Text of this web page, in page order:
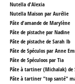
Nutella d'Alexia
Nutella Maison par Aurélie
Pâte d'amande de Marylène
Pâte de pistache par Nadine
Pâte de pistache de Sarah Ib
Pâte de Spéculos par Anne
Pâte de Spéculoos par Tia
Pâte à tartiner (Michalak) de
Pâte à tartiner "top santé"